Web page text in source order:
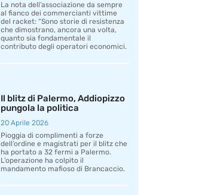
La nota dell’associazione da sempre
al fianco dei commercianti vittime
del racket: “Sono storie di resistenza
che dimostrano, ancora una volta,
quanto sia fondamentale il
contributo degli operatori economici.
Il blitz di Palermo, Addiopizzo
pungola la politica
20 Aprile 2026
Pioggia di complimenti a forze
dell’ordine e magistrati per il blitz che
ha portato a 32 fermi a Palermo.
L’operazione ha colpito il
mandamento mafioso di Brancaccio.